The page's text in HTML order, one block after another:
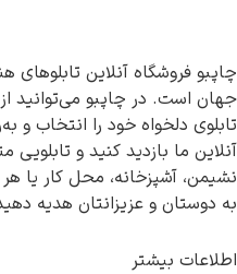
آنلاین تابلوهای هنری از
چاپبو می‌توانید از میان
خود را انتخاب و به‌راحتی
کنید و تابلویی متناسب با
محل کار یا هر فضای
عزیزانتان هدیه دهید.